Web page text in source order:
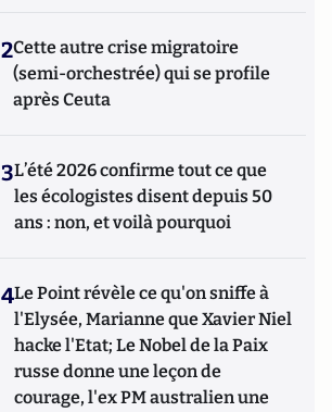
2Cette autre crise migratoire
(semi-orchestrée) qui se profile
après Ceuta
3L’été 2026 confirme tout ce que
les écologistes disent depuis 50
ans : non, et voilà pourquoi
4Le Point révèle ce qu'on sniffe à
l'Elysée, Marianne que Xavier Niel
hacke l'Etat; Le Nobel de la Paix
russe donne une leçon de
courage, l'ex PM australien une